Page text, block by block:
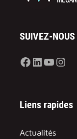
SUIVEZ-NOUS
Facebook
LinkedIn
Liens rapides
Actualités